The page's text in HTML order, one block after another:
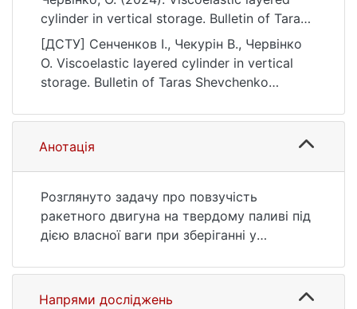
cylinder in vertical storage. Bulletin of Taras
Shevchenko National University of Kyiv.
Physics and Mathematics, 78(1), 82–85.
https://doi.org/10.17721/1812-5409.2024/1.16
[ДСТУ] Сенченков І., Чекурін В., Червінко
О. Viscoelastic layered cylinder in vertical
storage. Bulletin of Taras Shevchenko
Mathematics. 2024. Vol. 78, no. 1. P. 82—85.
DOI: 10.17721/1812-5409.2024/1.16 (date of
access: 25.07.2026).
Анотація
Розглянуто задачу про повзучість
ракетного двигуна на твердому паливі під
дією власної ваги при зберіганні у
полягає в дослідженні напружено-
деформованого стану двигуна, визначенні
Напрями досліджень